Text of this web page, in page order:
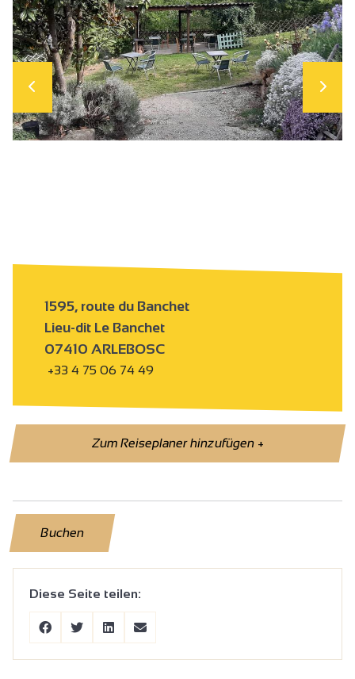
1595, route du Banchet
Lieu-dit Le Banchet
07410 ARLEBOSC
+33 4 75 06 74 49
Zum Reiseplaner hinzufügen+
Buchen
Diese Seite teilen: